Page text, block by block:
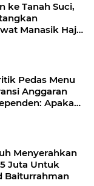
ke Tanah Suci,
Manasik Haji
Pedas Menu
Anggaran
Apakah
Gratis Hanya
Menyerahkan
Juta Untuk
Baiturrahman